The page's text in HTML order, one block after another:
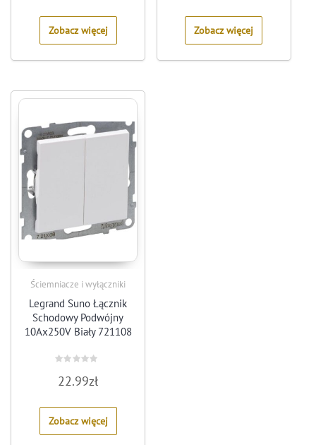
5
Zobacz więcej
5
Zobacz więcej
Ściemniacze i wyłączniki
Legrand Suno Łącznik
Schodowy Podwójny
10Ax250V Biały 721108
0
5
22.99zł
Zobacz więcej